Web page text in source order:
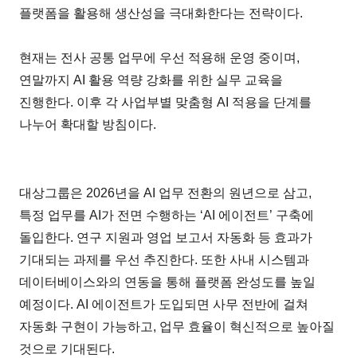
플랫폼을 활용해 생산성을 극대화한다는 전략이다.
현재는 전사 공통 업무에 우선 적용해 운영 중이며,
연말까지 AI 활용 역량 강화를 위한 실무 교육을
진행한다. 이후 각 사업부별 맞춤형 AI 적용을 단계를
나누어 확대할 방침이다.
대상그룹은 2026년을 AI 업무 전환의 원년으로 삼고,
특정 업무를 AI가 전면 수행하는 ‘AI 에이전트’ 구축에
돌입한다. 연구 지원과 영업 보고서 자동화 등 효과가
기대되는 과제를 우선 추진한다. 또한 사내 시스템과
데이터베이스와의 연동을 통해 플랫폼 완성도를 높일
예정이다. AI 에이전트가 도입되면 사무 전반에 걸쳐
자동화 구현이 가능하고, 업무 효율이 혁신적으로 높아질
것으로 기대된다.